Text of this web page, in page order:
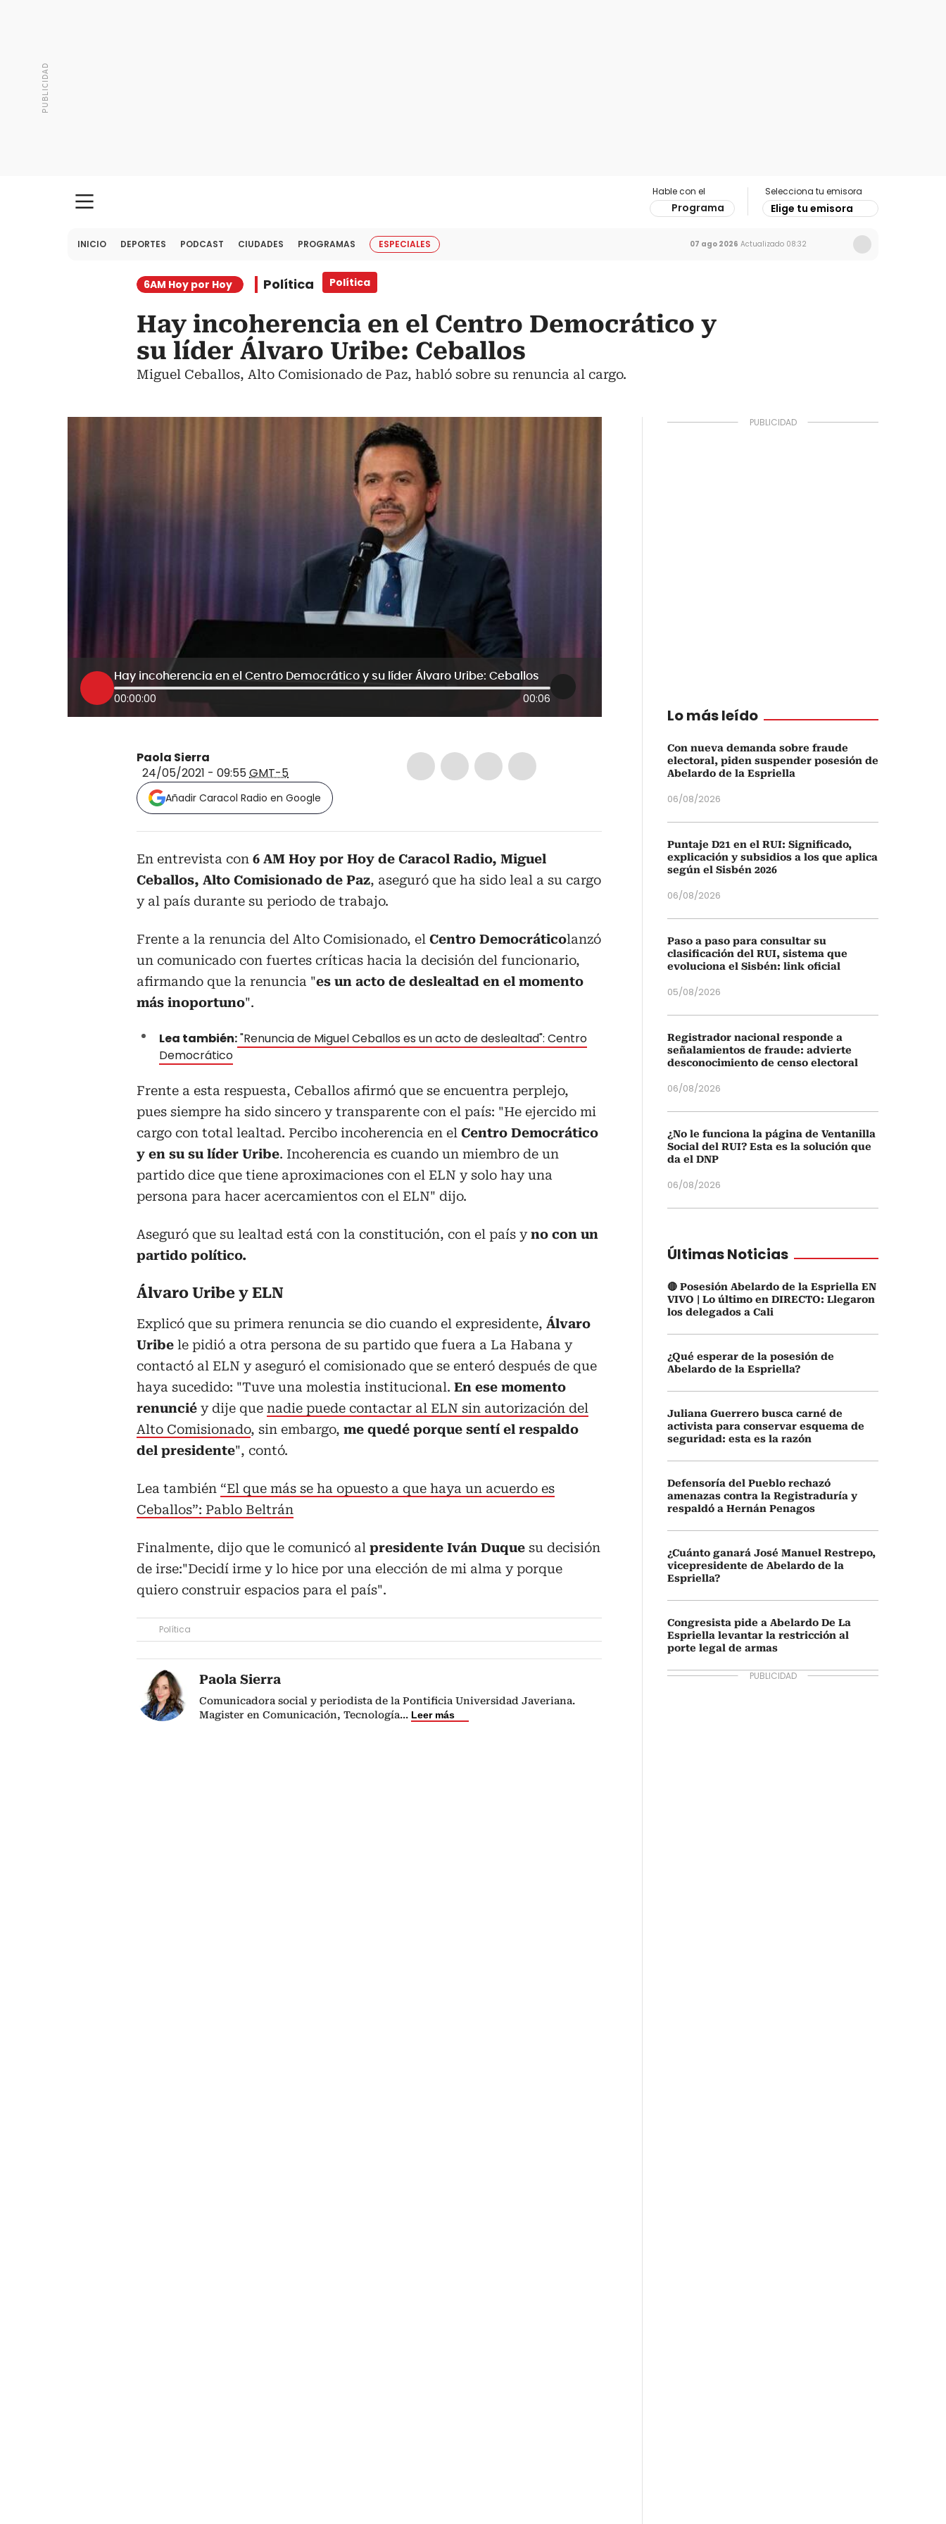
Hable con el
Programa
Selecciona tu emisora
Elige tu emisora
INICIO DEPORTES PODCAST CIUDADES PROGRAMAS ESPECIALES 07 ago 2026 Actualizado 08:32
6AM Hoy por Hoy Política Política
Hay incoherencia en el Centro Democrático y
su líder Álvaro Uribe: Ceballos
Miguel Ceballos, Alto Comisionado de Paz, habló sobre su renuncia al cargo.
Hay incoherencia en el Centro Democrático y su líder Álvaro Uribe: Ceballos
00:00:00 00:06
Paola Sierra
24/05/2021 - 09:55GMT-5
Añadir Caracol Radio en Google
En entrevista con 6 AM Hoy por Hoy de Caracol Radio, Miguel
Ceballos, Alto Comisionado de Paz, aseguró que ha sido leal a su cargo
y al país durante su periodo de trabajo.
Frente a la renuncia del Alto Comisionado, el Centro Democráticolanzó
un comunicado con fuertes críticas hacia la decisión del funcionario,
afirmando que la renuncia "es un acto de deslealtad en el momento
más inoportuno".
Lea también:"Renuncia de Miguel Ceballos es un acto de deslealtad": Centro
Democrático
Frente a esta respuesta, Ceballos afirmó que se encuentra perplejo,
pues siempre ha sido sincero y transparente con el país: "He ejercido mi
cargo con total lealtad. Percibo incoherencia en el Centro Democrático
y en su su líder Uribe. Incoherencia es cuando un miembro de un
partido dice que tiene aproximaciones con el ELN y solo hay una
persona para hacer acercamientos con el ELN" dijo.
Aseguró que su lealtad está con la constitución, con el país yno con un
partido político.
Álvaro Uribe y ELN
Explicó que su primera renuncia se dio cuando el expresidente, Álvaro
Uribe le pidió a otra persona de su partido que fuera a La Habana y
contactó al ELN y aseguró el comisionado que se enteró después de que
haya sucedido: "Tuve una molestia institucional. En ese momento
renuncié y dije que nadie puede contactar al ELN sin autorización del
Alto Comisionado, sin embargo, me quedé porque sentí el respaldo
del presidente", contó.
Lea también “El que más se ha opuesto a que haya un acuerdo es
Ceballos”: Pablo Beltrán
Finalmente, dijo que le comunicó al presidente Iván Duque su decisión
de irse:"Decidí irme y lo hice por una elección de mi alma y porque
quiero construir espacios para el país".
Política
Paola Sierra
Comunicadora social y periodista de la Pontificia Universidad Javeriana.
Magister en Comunicación, Tecnología... Leer más
Lo más leído
Con nueva demanda sobre fraude
electoral, piden suspender posesión de
Abelardo de la Espriella
06/08/2026
Puntaje D21 en el RUI: Significado,
explicación y subsidios a los que aplica
según el Sisbén 2026
06/08/2026
Paso a paso para consultar su
clasificación del RUI, sistema que
evoluciona el Sisbén: link oficial
05/08/2026
Registrador nacional responde a
señalamientos de fraude: advierte
desconocimiento de censo electoral
06/08/2026
¿No le funciona la página de Ventanilla
Social del RUI? Esta es la solución que
da el DNP
06/08/2026
Últimas Noticias
🔴 Posesión Abelardo de la Espriella EN
VIVO | Lo último en DIRECTO: Llegaron
los delegados a Cali
¿Qué esperar de la posesión de
Abelardo de la Espriella?
Juliana Guerrero busca carné de
activista para conservar esquema de
seguridad: esta es la razón
Defensoría del Pueblo rechazó
amenazas contra la Registraduría y
respaldó a Hernán Penagos
¿Cuánto ganará José Manuel Restrepo,
vicepresidente de Abelardo de la
Espriella?
Congresista pide a Abelardo De La
Espriella levantar la restricción al
porte legal de armas